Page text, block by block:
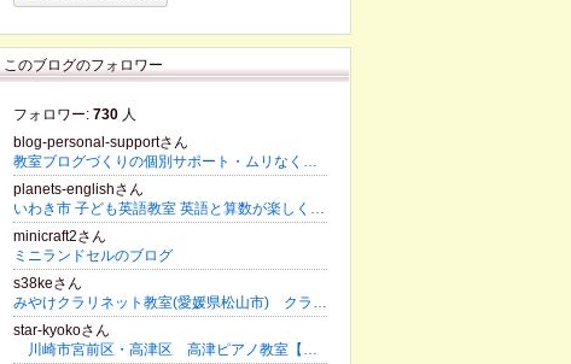
このブログのフォロワー
フォロワー: 730 人
blog-personal-supportさん
教室ブログづくりの個別サポート・ムリなく申込みの入るアメブロ記事の書き方
planets-englishさん
いわき市 子ども英語教室 英語と算数が楽しく、得意になるプラネット英語教室
minicraft2さん
ミニランドセルのブログ
s38keさん
みやけクラリネット教室(愛媛県松山市) クラリネット吹き三宅 晋 のブログ
star-kyokoさん
川崎市宮前区・高津区 高津ピアノ教室【宮崎台駅・宮前平駅】